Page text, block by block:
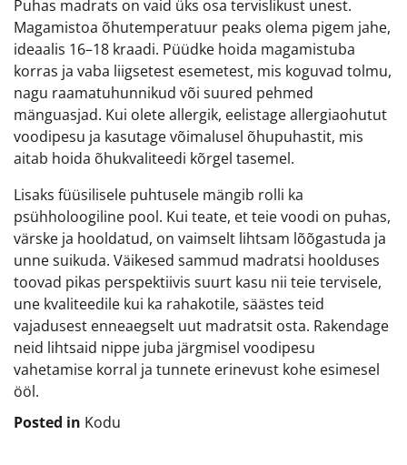
Puhas madrats on vaid üks osa tervislikust unest.
Magamistoa õhutemperatuur peaks olema pigem jahe,
ideaalis 16–18 kraadi. Püüdke hoida magamistuba
korras ja vaba liigsetest esemetest, mis koguvad tolmu,
nagu raamatuhunnikud või suured pehmed
mänguasjad. Kui olete allergik, eelistage allergiaohutut
voodipesu ja kasutage võimalusel õhupuhastit, mis
aitab hoida õhukvaliteedi kõrgel tasemel.
Lisaks füüsilisele puhtusele mängib rolli ka
psühholoogiline pool. Kui teate, et teie voodi on puhas,
värske ja hooldatud, on vaimselt lihtsam lõõgastuda ja
unne suikuda. Väikesed sammud madratsi hoolduses
toovad pikas perspektiivis suurt kasu nii teie tervisele,
une kvaliteedile kui ka rahakotile, säästes teid
vajadusest enneaegselt uut madratsit osta. Rakendage
neid lihtsaid nippe juba järgmisel voodipesu
vahetamise korral ja tunnete erinevust kohe esimesel
ööl.
Posted in Kodu